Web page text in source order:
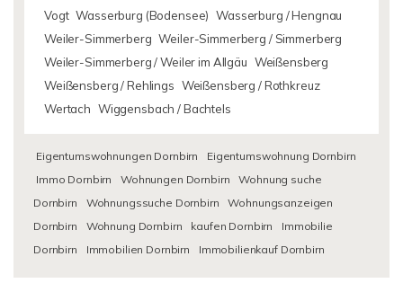
Vogt Wasserburg (Bodensee) Wasserburg / Hengnau
Weiler-Simmerberg Weiler-Simmerberg / Simmerberg
Weiler-Simmerberg / Weiler im Allgäu Weißensberg
Weißensberg / Rehlings Weißensberg / Rothkreuz
Wertach Wiggensbach / Bachtels
Eigentumswohnungen Dornbirn
Eigentumswohnung Dornbirn
Immo Dornbirn
Wohnungen Dornbirn
Wohnung suche
Dornbirn
Wohnungssuche Dornbirn
Wohnungsanzeigen
Dornbirn
Wohnung Dornbirn kaufen Dornbirn
Immobilie
Dornbirn
Immobilien Dornbirn Immobilienkauf Dornbirn